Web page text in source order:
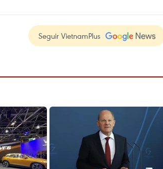
Seguir VietnamPlus